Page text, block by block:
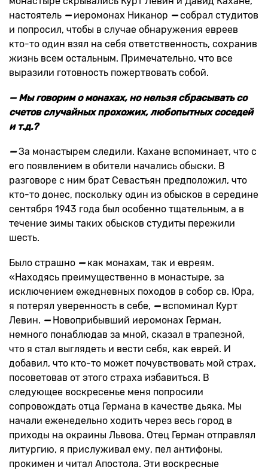
настоятель —иеромонах Никанор —собрал студитов
и попросил, чтобы в случае обнаружения евреев
кто-то один взял на себя ответственность, сохранив
жизнь всем остальным. Примечательно, что все
выразили готовность пожертвовать собой.
— Мы говорим о монахах, но нельзя сбрасывать со
счетов случайных прохожих, любопытных соседей
и т.д.?
—За монастырем следили. Кахане вспоминает, что с
его появлением в обители начались обыски. В
разговоре с ним брат Севастьян предположил, что
кто-то донес, поскольку один из обысков в середине
сентября 1943 года был особенно тщательным, а в
течение зимы таких обысков студиты пережили
шесть.
Было страшно —как монахам, так и евреям.
«Находясь преимущественно в монастыре, за
исключением ежедневных походов в собор св. Юра,
я потерял уверенность в себе, —вспоминал Курт
Левин. —Новоприбывший иеромонах Герман,
немного понаблюдав за мной, сказал в трапезной,
что я стал выглядеть и вести себя, как еврей. И
добавил, что кто-то может почувствовать мой страх,
посоветовав от этого страха избавиться. В
следующее воскресенье меня попросили
сопровождать отца Германа в качестве дьяка. Мы
начали еженедельно ходить через весь город в
приходы на окраины Львова. Отец Герман отправлял
литургию, я прислуживал ему, пел антифоны,
прокимен и читал Апостола. Эти воскресные